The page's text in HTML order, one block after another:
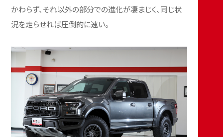
かわらず、それ以外の部分での進化が凄まじく、同じ状
況を走らせれば圧倒的に速い。